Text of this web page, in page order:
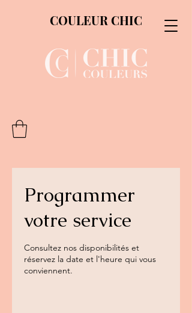
COULEUR CHIC
Programmer
votre service
Consultez nos disponibilités et
réservez la date et l'heure qui vous
conviennent.